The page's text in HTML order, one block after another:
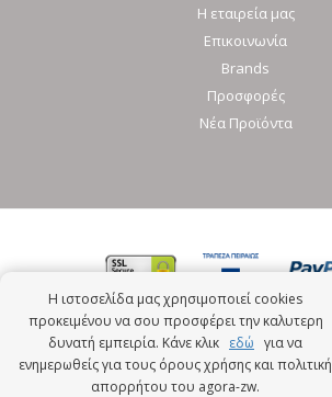
Η εταιρεία μας
Επικοινωνία
Brands
Προσφορές
Νέα Προϊόντα
Η ιστοσελίδα μας χρησιμοποιεί cookies
προκειμένου να σου προσφέρει την καλυτερη
δυνατή εμπειρία. Κάνε κλικ εδώ για να
ενημερωθείς για τους όρους χρήσης και πολιτική
απορρήτου του agora-zw.